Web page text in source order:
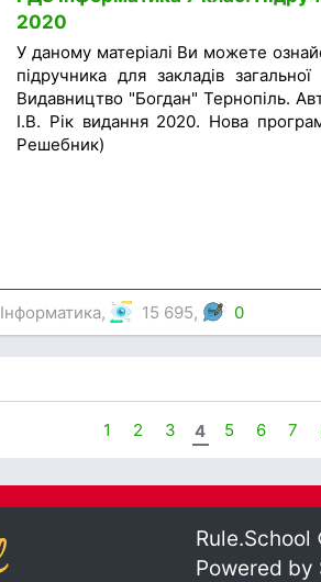
2020
У даному матеріалі Ви можете
підручника для закладів
Видавництво "Богдан" Тернопіль.
І.В. Рік видання 2020. Нова
Решебник)
Інформатика, 15 695, 0
1 2 3 4 5 6 7
Powered by